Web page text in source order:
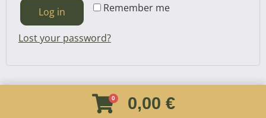
Remember me
Log in
Lost your password?
0,00 €